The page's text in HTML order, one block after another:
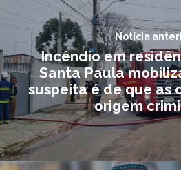
Notícia
Incêndio em
Santa Paula
suspeita é de que as
origem